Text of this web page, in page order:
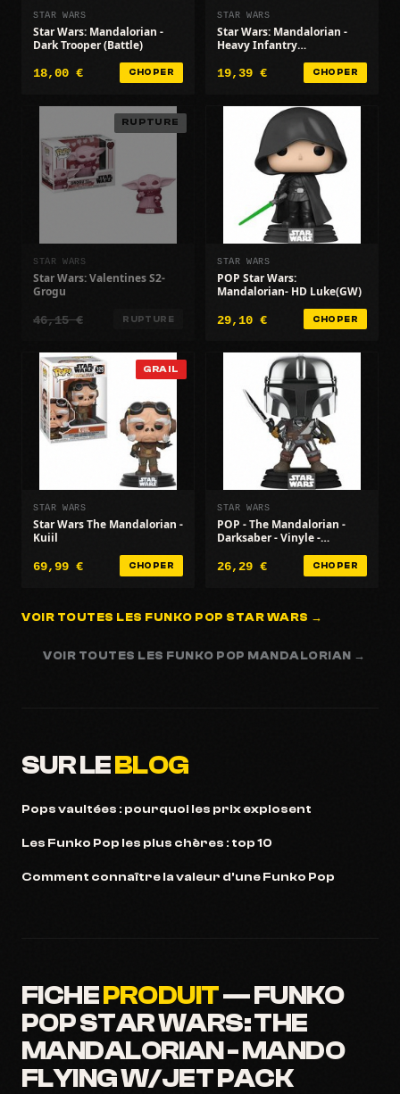
STAR WARS
Star Wars: Mandalorian -
Dark Trooper (Battle)
18,00 € CHOPER
STAR WARS
Star Wars: Mandalorian -
Heavy Infantry
19,39 € CHOPER
RUPTURE
STAR WARS
Star Wars: Valentines S2-
Grogu
46,15 € RUPTURE
STAR WARS
POP Star Wars:
Mandalorian- HD Luke(GW)
29,10 € CHOPER
GRAIL
STAR WARS
Star Wars The Mandalorian -
Kuiil
69,99 € CHOPER
STAR WARS
POP - The Mandalorian -
Darksaber - Vinyle -
26,29 € CHOPER
VOIR TOUTES LES FUNKO POP STAR WARS →
VOIR TOUTES LES FUNKO POP MANDALORIAN →
SUR LEBLOG
Pops vaultées : pourquoi les prix explosent
Les Funko Pop les plus chères : top 10
Comment connaître la valeur d'une Funko Pop
FICHEPRODUIT— FUNKO
POP STAR WARS: THE
MANDALORIAN - MANDO
FLYING W/JET PACK